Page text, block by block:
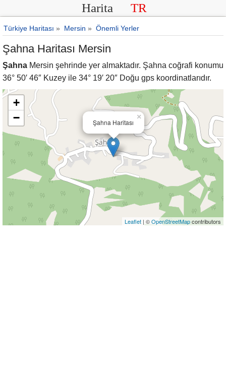
Harita TR
Türkiye Haritası » Mersin » Önemli Yerler
Şahna Haritası Mersin
Şahna Mersin şehrinde yer almaktadır. Şahna coğrafi konumu
36° 50′ 46″ Kuzey ile 34° 19′ 20″ Doğu gps koordinatlarıdır.
Şahna Haritası
×
+
−
Leaflet | ©OpenStreetMapcontributors